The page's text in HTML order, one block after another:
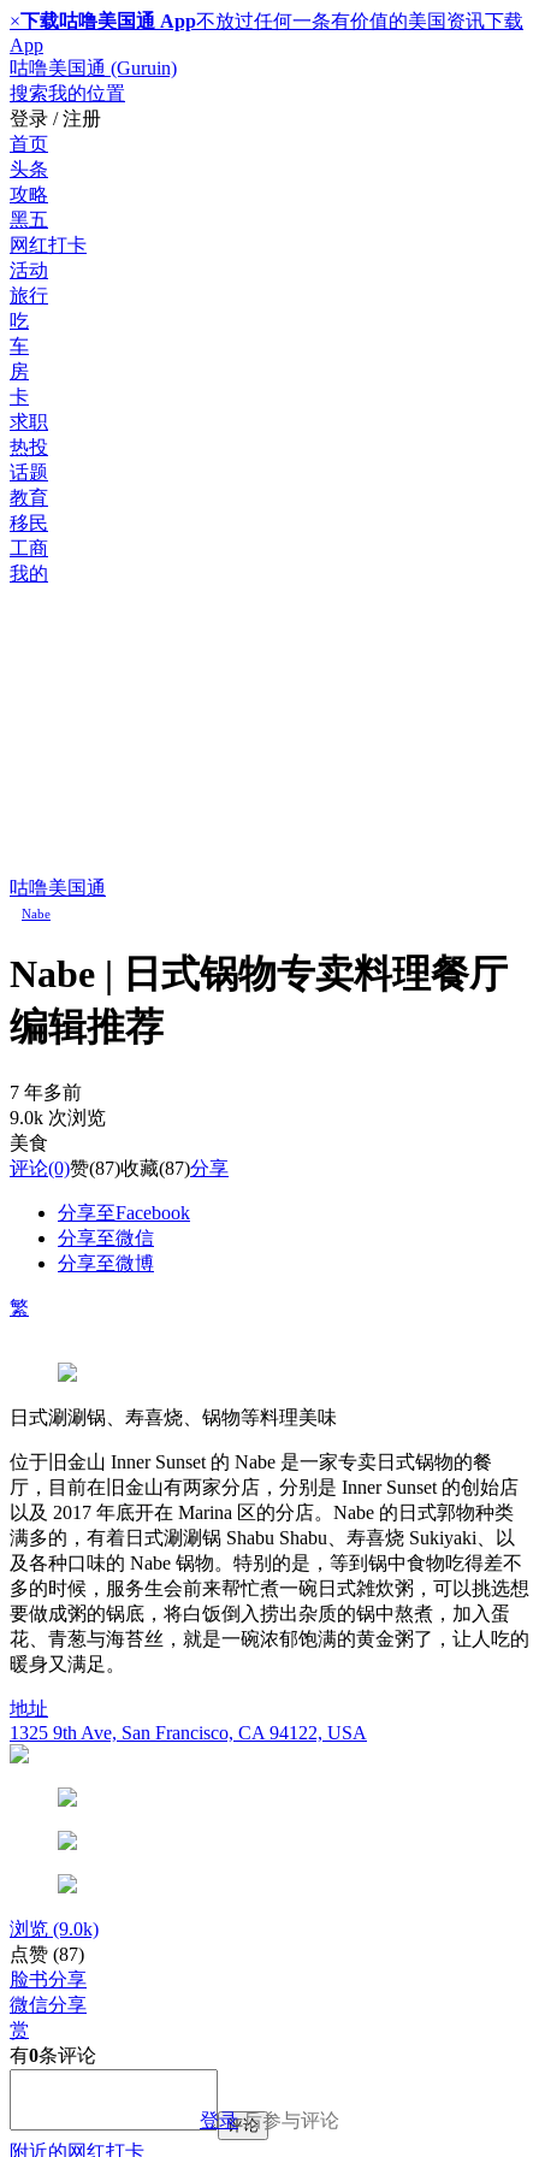
×下载咕噜美国通 App不放过任何一条有价值的美国资讯下载
App
咕噜美国通 (Guruin)
搜索我的位置
登录 / 注册
首页
头条
攻略
黑五
网红打卡
活动
旅行
吃
车
房
卡
求职
热投
话题
教育
移民
工商
我的
咕噜美国通
Nabe
Nabe | 日式锅物专卖料理餐厅
编辑推荐
7 年多前
9.0k 次浏览
美食
评论(0)赞(87)收藏(87)分享
分享至Facebook
分享至微信
分享至微博
繁
日式涮涮锅、寿喜烧、锅物等料理美味
位于旧金山 Inner Sunset 的 Nabe 是一家专卖日式锅物的餐
厅，目前在旧金山有两家分店，分别是 Inner Sunset 的创始店
以及 2017 年底开在 Marina 区的分店。Nabe 的日式郭物种类
满多的，有着日式涮涮锅 Shabu Shabu、寿喜烧 Sukiyaki、以
及各种口味的 Nabe 锅物。特别的是，等到锅中食物吃得差不
多的时候，服务生会前来帮忙煮一碗日式雑炊粥，可以挑选想
要做成粥的锅底，将白饭倒入捞出杂质的锅中熬煮，加入蛋
花、青葱与海苔丝，就是一碗浓郁饱满的黄金粥了，让人吃的
暖身又满足。
地址
1325 9th Ave, San Francisco, CA 94122, USA
浏览 (9.0k)
点赞 (87)
脸书分享
微信分享
赏
有0条评论
登录后参与评论
评论
附近的网红打卡